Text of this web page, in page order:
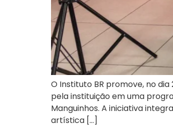
O Instituto BR promove, no dia
pela instituição em uma
Manguinhos. A iniciativa
artística […]